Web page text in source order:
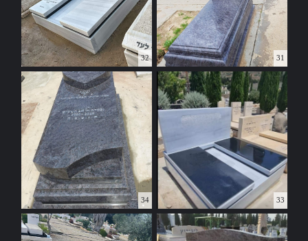
31
32
33
34